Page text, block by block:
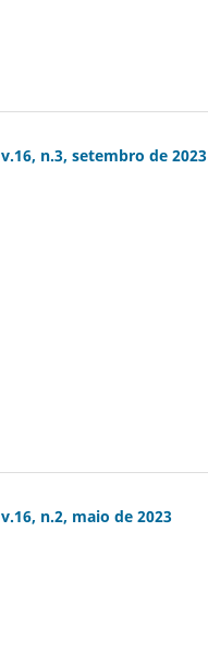
v.16, n.3, setembro de 2023
v.16, n.2, maio de 2023